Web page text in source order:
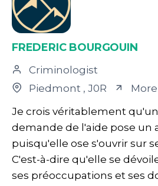
FREDERIC BOURGOUIN
Criminologist
Piedmont , J0R
Je crois véritablement
demande de l'aide pose un
puisqu'elle ose s'ouvrir sur
C'est-à-dire qu'elle se
ses préoccupations et ses